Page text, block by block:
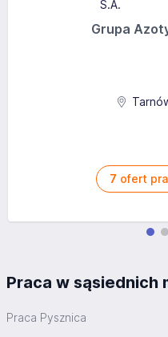
Grupa
7 ofert
Praca w sąsiednich
Praca Pysznica